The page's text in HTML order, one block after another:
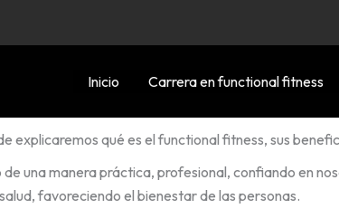
Inicio Carrera en functional fitness
explicaremos qué es el functional fitness, sus
una manera práctica, profesional, confiando en
favoreciendo el bienestar de las personas.